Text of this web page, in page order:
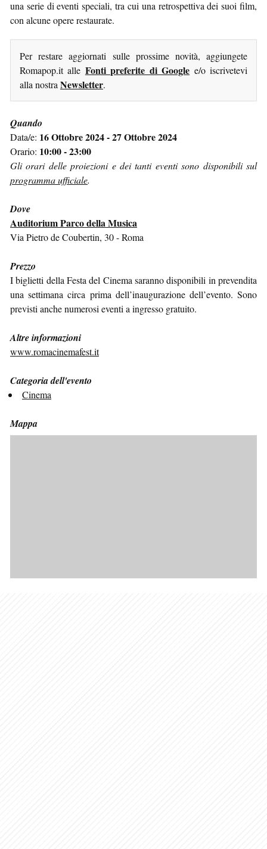
una serie di eventi speciali, tra cui una retrospettiva dei suoi film,
con alcune opere restaurate.
Per restare aggiornati sulle prossime novità, aggiungete
Romapop.it alle Fonti preferite di Google e/o iscrivetevi
alla nostra Newsletter.
Quando
Data/e: 16 Ottobre 2024 - 27 Ottobre 2024
Orario: 10:00 - 23:00
Gli orari delle proiezioni e dei tanti eventi sono disponibili sul
programma ufficiale.
Dove
Auditorium Parco della Musica
Via Pietro de Coubertin, 30 - Roma
Prezzo
I biglietti della Festa del Cinema saranno disponibili in prevendita
una settimana circa prima dell’inaugurazione dell’evento. Sono
previsti anche numerosi eventi a ingresso gratuito.
Altre informazioni
www.romacinemafest.it
Categoria dell'evento
Cinema
Mappa